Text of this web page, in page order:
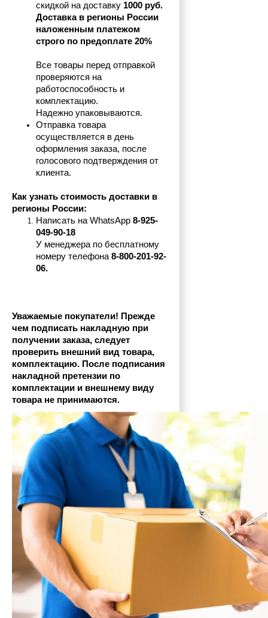
скидкой на доставку 1000 руб.
Доставка в регионы России
наложенным платежом
строго по предоплате 20%
Все товары перед отправкой
проверяются на
работоспособность и
комплектацию.
Надежно упаковываются.
Отправка товара
осуществляется в день
оформления заказа, после
голосового подтверждения от
клиента.
Как узнать стоимость доставки в
регионы России:
Написать на WhatsApp 8-925-
049-90-18
У менеджера по бесплатному
номеру телефона 8-800-201-92-
06.
Уважаемые покупатели! Прежде
чем подписать накладную при
получении заказа, следует
проверить внешний вид товара,
комплектацию. После подписания
накладной претензии по
комплектации и внешнему виду
товара не принимаются.